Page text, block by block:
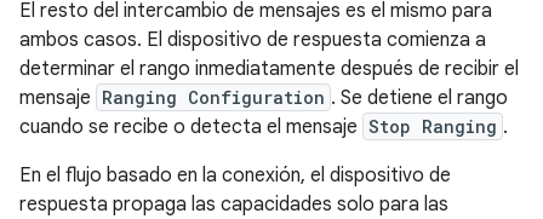
El resto del intercambio de mensajes es el mismo para
ambos casos. El dispositivo de respuesta comienza a
determinar el rango inmediatamente después de recibir el
mensaje Ranging Configuration . Se detiene el rango
cuando se recibe o detecta el mensaje Stop Ranging .
En el flujo basado en la conexión, el dispositivo de
respuesta propaga las capacidades solo para las